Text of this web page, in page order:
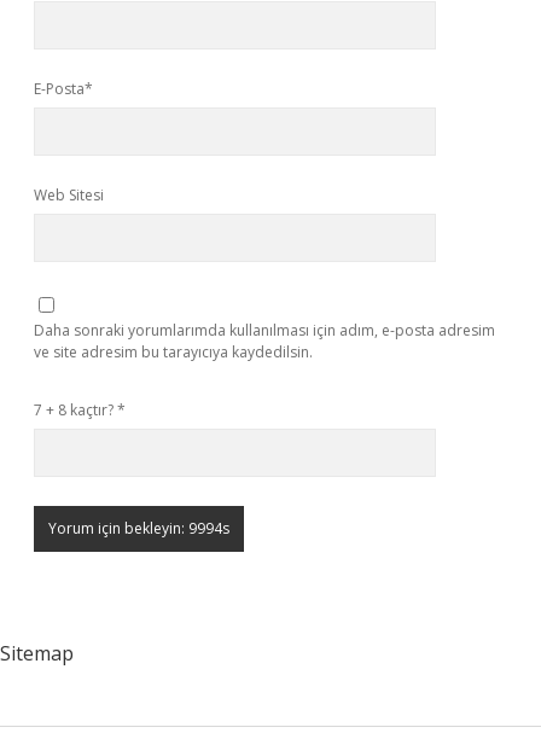
E-Posta*
Web Sitesi
Daha sonraki yorumlarımda kullanılması için adım, e-posta adresim
ve site adresim bu tarayıcıya kaydedilsin.
7 + 8 kaçtır?*
Sitemap